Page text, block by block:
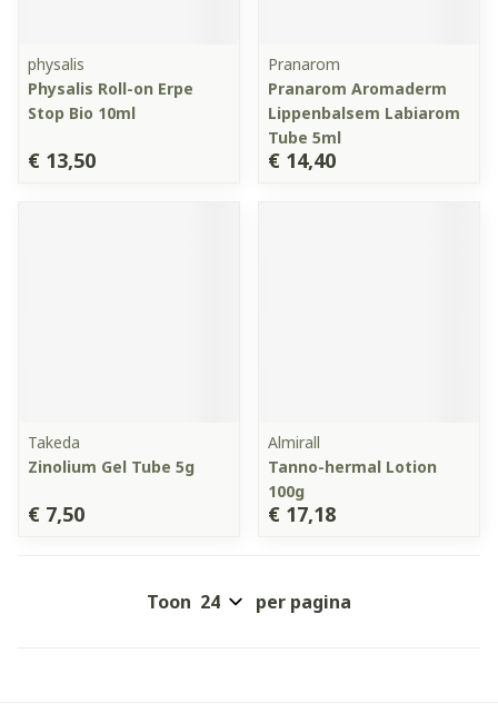
physalis
Physalis Roll-on Erpe
Stop Bio 10ml
€ 13,50
Pranarom
Pranarom Aromaderm
Lippenbalsem Labiarom
Tube 5ml
€ 14,40
Takeda
Zinolium Gel Tube 5g
€ 7,50
Almirall
Tanno-hermal Lotion
100g
€ 17,18
Toon per pagina